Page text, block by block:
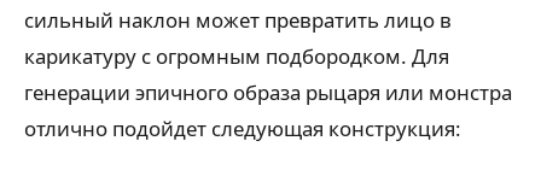
сильный наклон может превратить лицо в
карикатуру с огромным подбородком. Для
генерации эпичного образа рыцаря или монстра
отлично подойдет следующая конструкция: